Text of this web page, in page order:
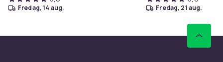
fredag, 14 aug. fredag, 21 aug.